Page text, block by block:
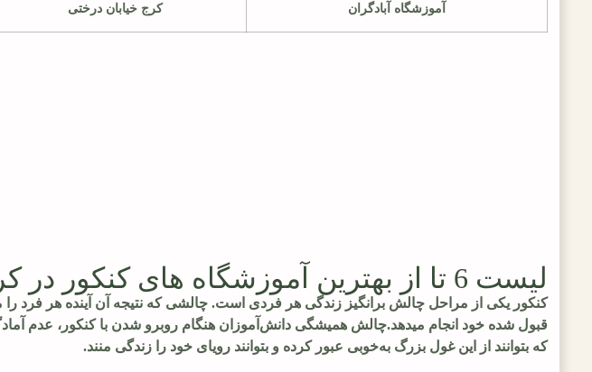
آموزشگاه آبادگران کرج خیابان درختی
لیست 6 تا از بهترین آموزشگاه های کنکور در کرج
کنکور یکی از مراحل چالش برانگیز زندگی هر فردی است. چالشی که نتیجه آن آینده هر
قبول شده خود انجام میدهد.چالش همیشگی دانش‌آموزان هنگام روبرو شدن با کنکور، عدم
که بتوانند از این غول بزرگ به‌خوبی عبور کرده و بتوانند رویای خود را زندگی منند.